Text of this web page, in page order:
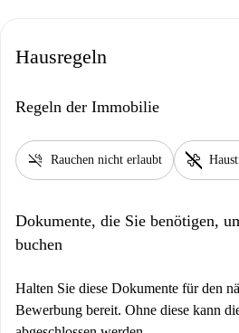
Hausregeln
Regeln der Immobilie
smoke_free Rauchen nicht erlaubt pet_supplies
Dokumente, die Sie benötigen,
buchen
Halten Sie diese Dokumente für den
Bewerbung bereit. Ohne diese kann